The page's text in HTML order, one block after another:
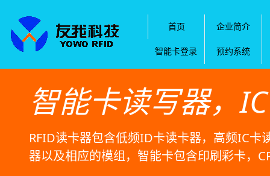
首页 企业简介
智能卡登录 预约系统
智能卡读写器，
RFID读卡器包含低频ID卡读卡器，高频IC卡
器以及相应的模组，智能卡包含印刷彩卡，